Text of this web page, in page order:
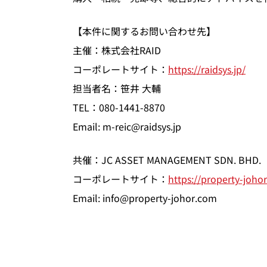
【本件に関するお問い合わせ先】
主催：株式会社RAID
コーポレートサイト： https://raidsys.jp/
担当者名：笹井 大輔
TEL：080-1441-8870
Email: m-reic@raidsys.jp
共催：JC ASSET MANAGEMENT SDN. BHD.
コーポレートサイト： https://property-
Email: info@property-johor.com